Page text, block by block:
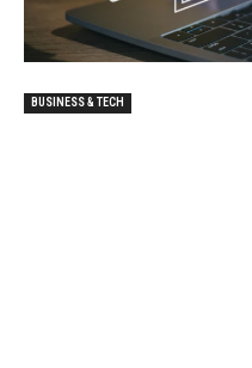
BUSINESS & TECH